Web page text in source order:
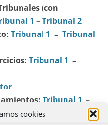
cookies
(con
1 –Tribunal 2
Tribunal 1 – Tribunal
Tribunal 1 –
Tribunal 1 –